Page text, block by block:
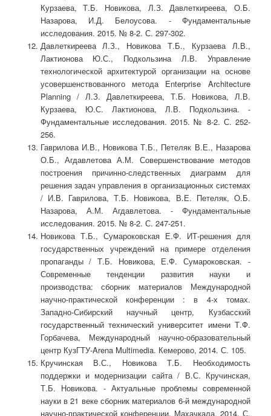
Курзаева, Т.Б. Новикова, Л.З. Давлеткиреева, О.Б.
Назарова, И.Д. Белоусова. - Фундаментальные
исследования. 2015. № 8-2. С. 297-302.
Давлеткиреева Л.З., Новикова Т.Б., Курзаева Л.В.,
Лактионова Ю.С., Подкользина Л.В. Управление
технологической архитектурой организации на основе
усовершенствованного метода Enterprise Architecture
Planning / Л.З. Давлеткиреева, Т.Б. Новикова, Л.В.
Курзаева, Ю.С. Лактионова, Л.В. Подкользина. -
Фундаментальные исследования. 2015. № 8-2. С. 252-
256.
Гаврилова И.В., Новикова Т.Б., Петеляк В.Е., Назарова
О.Б., Агдавлетова А.М. Совершенствование методов
построения причинно-следственных диаграмм для
решения задач управления в организационных системах
/ И.В. Гаврилова, Т.Б. Новикова, В.Е. Петеляк, О.Б.
Назарова, А.М. Агдавлетова. - Фундаментальные
исследования. 2015. № 8-2. С. 247-251.
Новикова Т.Б., Сумароковская Е.Ф. ИТ-решения для
государственных учреждений на примере отделения
пропаганды / Т.Б. Новикова, Е.Ф. Сумароковская. -
Современные тенденции развития науки и
производства: сборник материалов Международной
научно-практической конференции : в 4-х томах.
Западно-Сибирский научный центр, Кузбасский
государственный технический университет имени Т.Ф.
Горбачева, Международный научно-образовательный
центр КузГТУ-Arena Multimedia. Кемерово, 2014. С. 105.
Кручинская В.С., Новикова Т.Б. Необходимость
поддержки и модернизации сайта / В.С. Кручинская,
Т.Б. Новикова. - Актуальные проблемы современной
науки в 21 веке сборник материалов 6-й международной
научно-практической конференции. Махачкала, 2014. С.